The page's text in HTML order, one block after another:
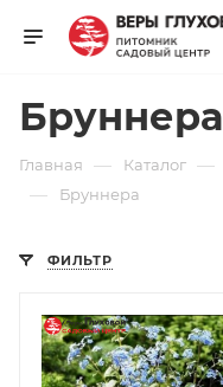
Бруннера
Главная — Каталог —
— Бруннера
ФИЛЬТР